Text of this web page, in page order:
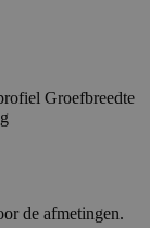
Groefbreedte
de afmetingen.